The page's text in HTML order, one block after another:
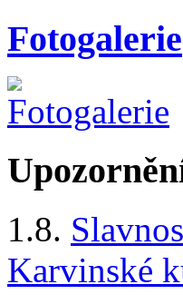
Fotogalerie
1.8.
Karvinské